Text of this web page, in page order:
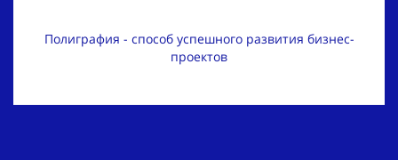
Полиграфия - способ успешного развития бизнес-
проектов